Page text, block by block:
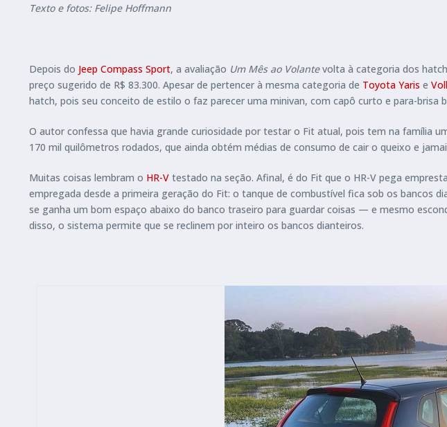
Texto e fotos: Felipe Hoffmann
Depois do Jeep Compass Sport, a avaliação Um Mês ao Volantevolta à categoria dos
preço sugerido de R$ 83.300. Apesar de pertencer à mesma categoria de Toyota Yaris e
hatch, pois seu conceito de estilo o faz parecer uma minivan, com capô curto e para-brisa
O autor confessa que havia grande curiosidade por testar o Fit atual, pois tem na família
170 mil quilômetros rodados, que ainda obtém médias de consumo de cair o queixo e
Muitas coisas lembram o HR-V testado na seção. Afinal, é do Fit que o HR-V pega
empregada desde a primeira geração do Fit: o tanque de combustível fica sob os bancos
se ganha um bom espaço abaixo do banco traseiro para guardar coisas — e mesmo
disso, o sistema permite que se reclinem por inteiro os bancos dianteiros.